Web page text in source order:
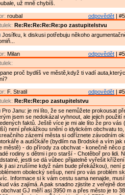
už mně chybíš.
odpovědět |
roubal
Re:Re:Re:Re:Re:po zastupitelstvu
Josífku, k diskusi potřebuju někoho
odpovědět |
Milan
proč bydlíš ve městě,když ti vadí
odpovědět |
F. Stratil
Re:Re:Re:po zastupitelstvu
Pro Janu: je mi líto, že se nemůžete prokousat
jsem se nedokázal vyhnout, ale jejich použití
faktů. Ještě více je mi ale líto že pro vás
není překážkou snění o idylickém obchvatu
zázemí města si odříznete závodním
a autíčkáře (bydlím na Brodské a vím jak
městě) - do přírody za obchvat - konečně něco
rodiny s dětmi i pro starší - Chotěboř pro lidi.
jestli se dá vůbec přijatelně vyřešit
ji asi zrušíme když nám bude překážkou), není
obolecký sešup, není pro vás problém
Informace si k vám cestu sama nenajde,
vás zajímá. A pak snadno zjistíte z veřejně
GJ měří asi 3950 m a přes město je to